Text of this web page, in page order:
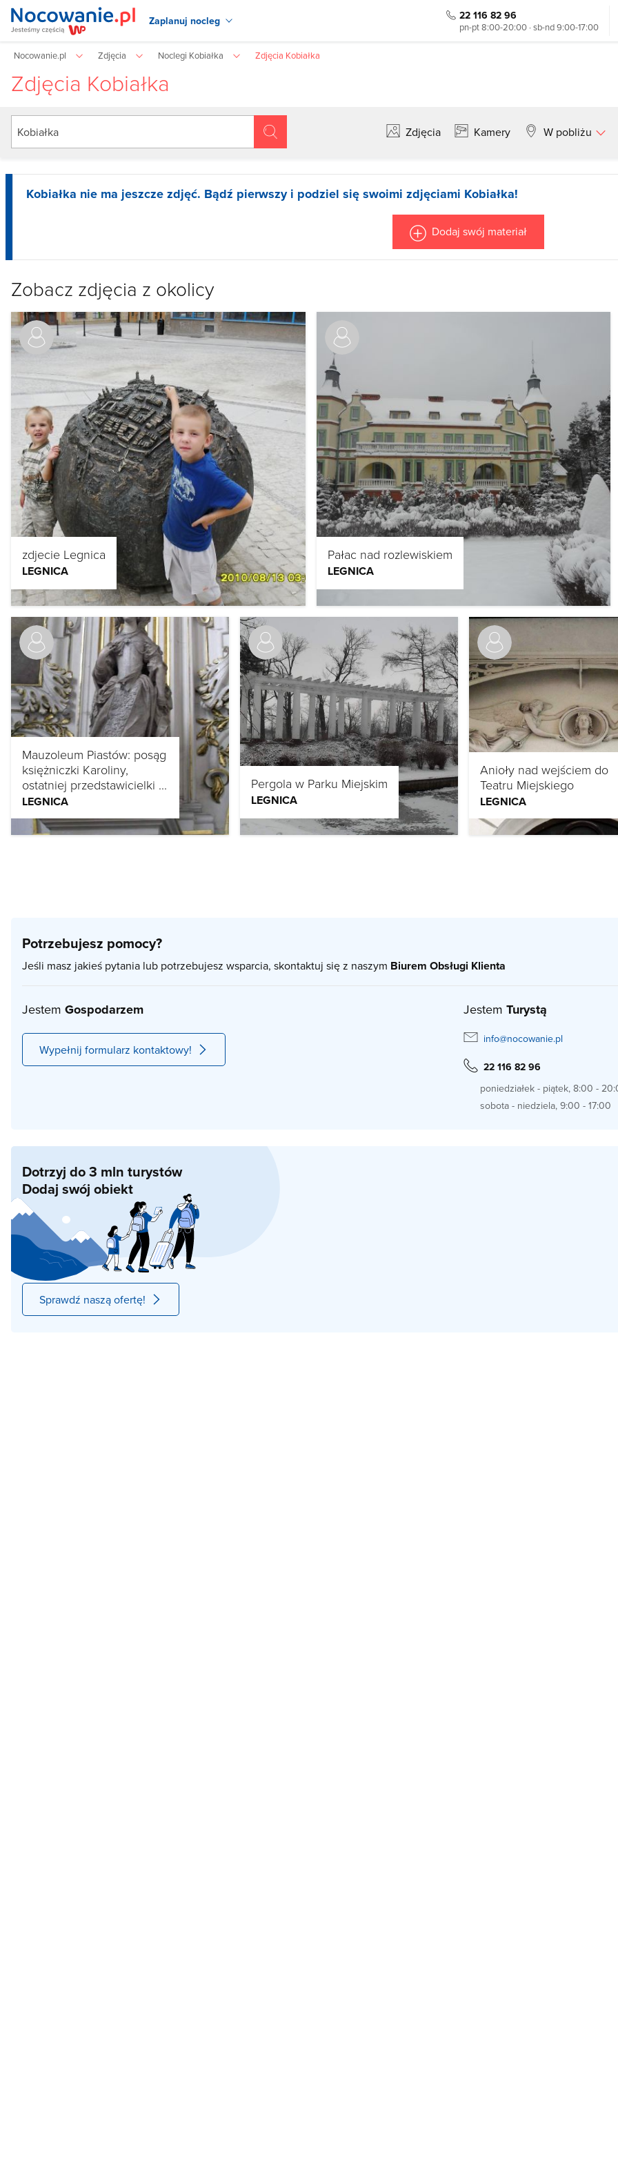
Zaplanuj nocleg 22 116 82 96
pn-pt 8:00-20:00 · sb-nd 9:00-17:00
Nocowanie.pl Zdjęcia Noclegi Kobiałka Zdjęcia Kobiałka
Zdjęcia Kobiałka
Zdjęcia Kamery W pobliżu
Kobiałka nie ma jeszcze zdjęć. Bądź pierwszy i podziel się swoimi zdjęciami Kobiałka!
Dodaj swój materiał
Zobacz zdjęcia z okolicy
zdjecie Legnica
LEGNICA
Pałac nad rozlewiskiem
LEGNICA
Mauzoleum Piastów: posąg
księżniczki Karoliny,
ostatniej przedstawicielki ...
LEGNICA
Pergola w Parku Miejskim
LEGNICA
Anioły nad wejściem do
Teatru Miejskiego
LEGNICA
Potrzebujesz pomocy?
Jeśli masz jakieś pytania lub potrzebujesz wsparcia, skontaktuj się z naszym Biurem Obsługi Klienta
Jestem Gospodarzem
Wypełnij formularz kontaktowy!
Jestem Turystą
info@nocowanie.pl
22 116 82 96
poniedziałek - piątek, 8:00 -
sobota - niedziela, 9:00 - 17:00
Dotrzyj do 3 mln turystów
Dodaj swój obiekt
Sprawdź naszą ofertę!